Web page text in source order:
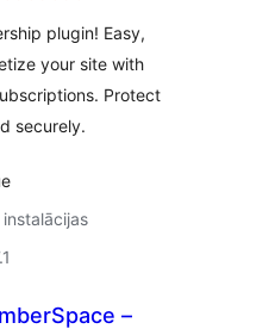
Restriction
& Member
plugin! Easy,
your site with
Protect
securely.
–